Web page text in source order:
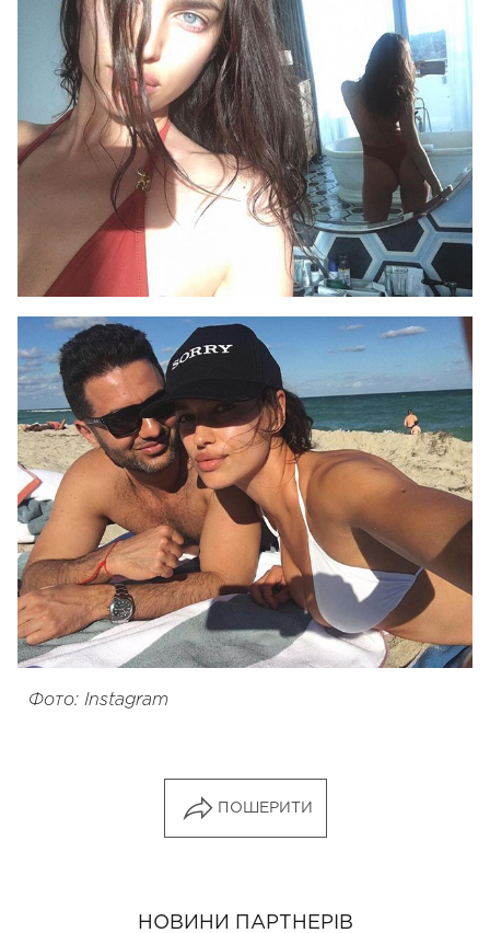
Фото: Instagram
ПОШЕРИТИ
НОВИНИ ПАРТНЕРІВ